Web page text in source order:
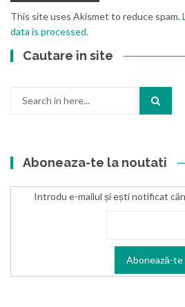
This site uses Akismet to reduce spam.
data is processed.
Cautare in site
Aboneaza-te la noutati
Introdu e-mailul și ești notificat